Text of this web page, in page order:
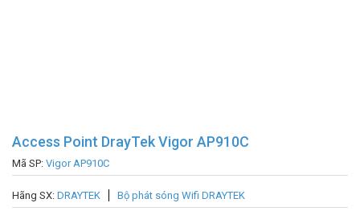
Access Point DrayTek Vigor AP910C
Mã SP: Vigor AP910C
Hãng SX: DRAYTEK Bộ phát sóng Wifi DRAYTEK